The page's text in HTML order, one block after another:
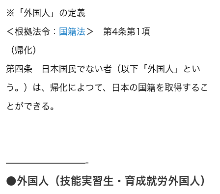
※「外国人」の定義
＜根拠法令： 国籍法＞ 第4条第1項
（帰化）
第四条 日本国民でない者（以下「外国人」とい
う。）は、帰化によつて、日本の国籍を取得するこ
とができる。
—————————-
●外国人（技能実習生・育成就労外国人）